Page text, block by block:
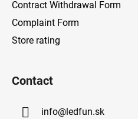
Contract Withdrawal Form
Complaint Form
Store rating
Contact
info@ ledfun.sk